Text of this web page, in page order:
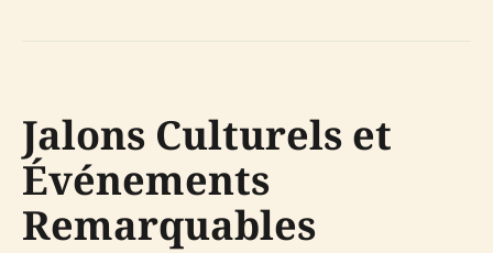
Jalons Culturels et
Événements
Remarquables